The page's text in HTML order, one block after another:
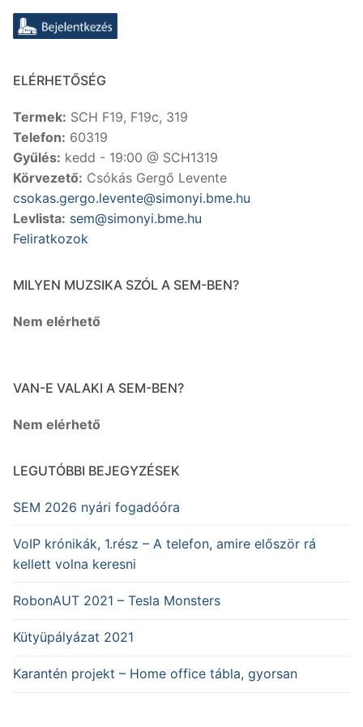
ELÉRHETŐSÉG
Termek: SCH F19, F19c, 319
Telefon: 60319
Gyűlés: kedd - 19:00 @ SCH1319
Körvezető: Csókás Gergő Levente
csokas.gergo.levente@simonyi.bme.hu
Levlista: sem@simonyi.bme.hu
Feliratkozok
MILYEN MUZSIKA SZÓL A SEM-BEN?
Nem elérhető
VAN-E VALAKI A SEM-BEN?
Nem elérhető
LEGUTÓBBI BEJEGYZÉSEK
SEM 2026 nyári fogadóóra
VoIP krónikák, 1.rész – A telefon, amire először rá
kellett volna keresni
RobonAUT 2021 – Tesla Monsters
Kütyüpályázat 2021
Karantén projekt – Home office tábla, gyorsan